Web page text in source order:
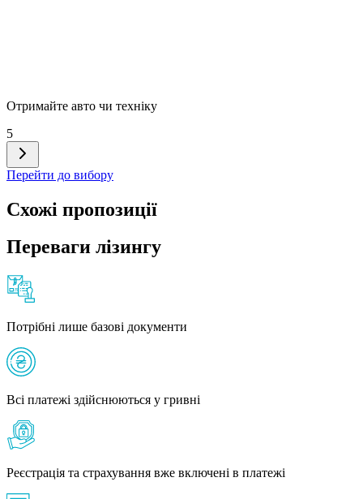
Отримайте авто чи техніку
5
Перейти до вибору
Схожі пропозиції
Переваги лізингу
Потрібні лише базові документи
Всі платежі здійснюються у гривні
Реєстрація та страхування вже включені в платежі